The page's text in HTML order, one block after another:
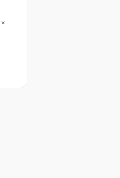
*